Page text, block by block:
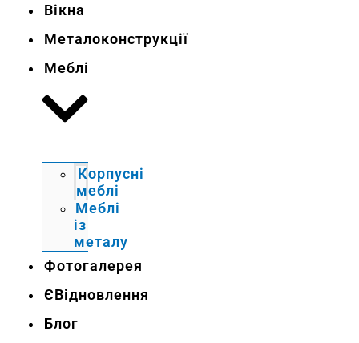
Вікна
Металоконструкції
Меблі
Корпусні
меблі
Меблі
із
металу
Фотогалерея
ЄВідновлення
Блог